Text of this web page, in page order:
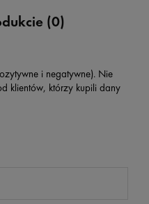
(0)
i negatywne). Nie
klientów, którzy kupili dany